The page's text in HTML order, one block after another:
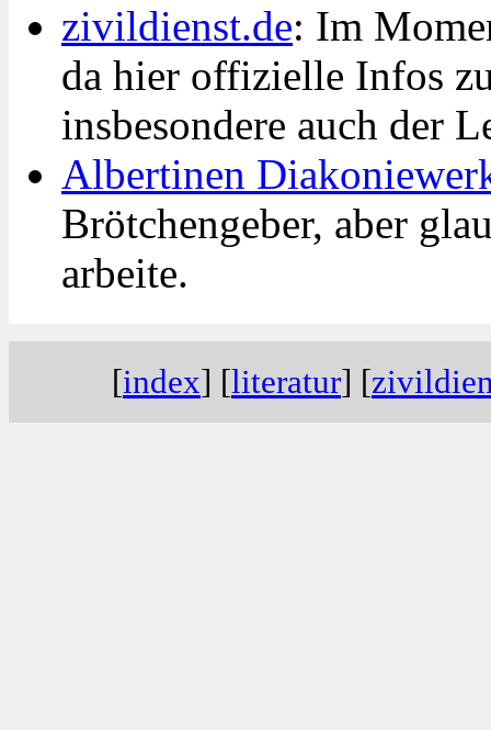
zivildienst.de: Im
da hier offizielle Infos
insbesondere auch der
Albertinen
Brötchengeber, aber
arbeite.
[index] [literatur] [ziv